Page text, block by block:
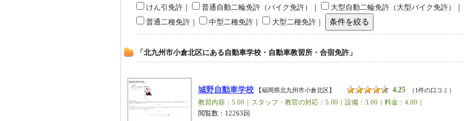
けん引免許｜
普通自動二輪免許（バイク免許）｜
大型自動二輪免許（大型バイク免許）｜
普通二種免許｜
中型二種免許｜ 大型二種免許｜
「北九州市小倉北区にある自動車学校・自動車教習所・合宿免許」
城野自動車学校 【福岡県北九州市小倉北区】 4.25 （1件の口コミ）
教習内容：5.00｜スタッフ・教官の対応：5.00｜設備：3.00｜料金：4.00｜
閲覧数：12263回